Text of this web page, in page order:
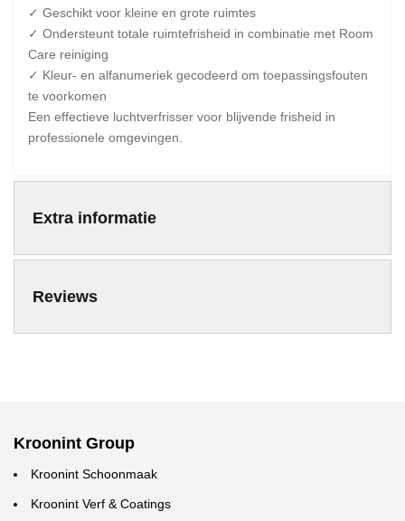
✓ Geschikt voor kleine en grote ruimtes
✓ Ondersteunt totale ruimtefrisheid in combinatie met Room
Care reiniging
✓ Kleur- en alfanumeriek gecodeerd om toepassingsfouten
te voorkomen
Een effectieve luchtverfrisser voor blijvende frisheid in
professionele omgevingen.
Extra informatie
Reviews
Kroonint Group
Kroonint Schoonmaak
Kroonint Verf & Coatings